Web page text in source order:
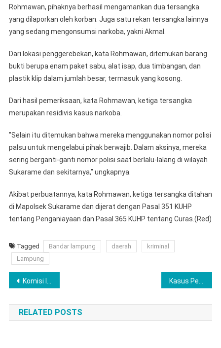
Rohmawan, pihaknya berhasil mengamankan dua tersangka
yang dilaporkan oleh korban. Juga satu rekan tersangka lainnya
yang sedang mengonsumsi narkoba, yakni Akmal.
Dari lokasi penggerebekan, kata Rohmawan, ditemukan barang
bukti berupa enam paket sabu, alat isap, dua timbangan, dan
plastik klip dalam jumlah besar, termasuk yang kosong.
Dari hasil pemeriksaan, kata Rohmawan, ketiga tersangka
merupakan residivis kasus narkoba.
’’Selain itu ditemukan bahwa mereka menggunakan nomor polisi
palsu untuk mengelabui pihak berwajib. Dalam aksinya, mereka
sering berganti-ganti nomor polisi saat berlalu-lalang di wilayah
Sukarame dan sekitarnya,’’ ungkapnya.
Akibat perbuatannya, kata Rohmawan, ketiga tersangka ditahan
di Mapolsek Sukarame dan dijerat dengan Pasal 351 KUHP
tentang Penganiayaan dan Pasal 365 KUHP tentang Curas.(Red)
Tagged Bandar lampung daerah
kriminal
Lampung
Navigasi
pos
Komisi IV DPRD Pringsewu Imbau Warga Tak Berstigma Negatif Terhadap Pengidap HIV/AIDS
RELATED POSTS